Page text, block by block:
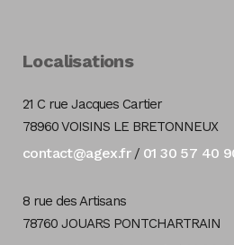
Localisations
21 C rue Jacques Cartier
78960 VOISINS LE BRETONNEUX
contact@agex.fr/ 01 30 57 40
8 rue des Artisans
78760 JOUARS PONTCHARTRAIN